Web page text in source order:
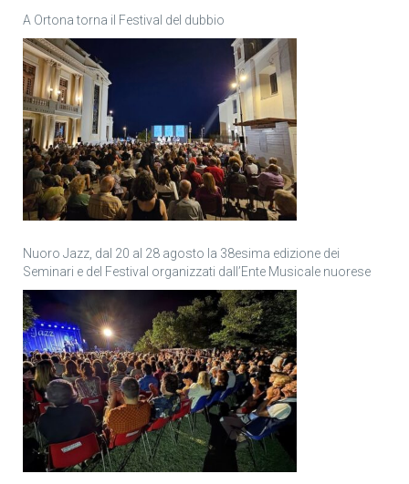
A Ortona torna il Festival del dubbio
Nuoro Jazz, dal 20 al 28 agosto la 38esima edizione dei
Seminari e del Festival organizzati dall’Ente Musicale nuorese